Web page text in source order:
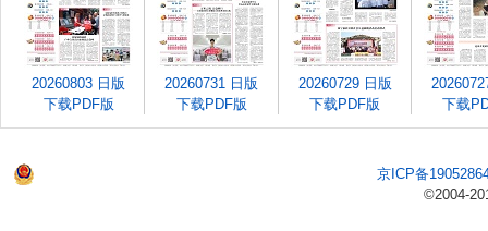
20260803 日版
下载PDF版
20260731 日版
下载PDF版
20260729 日版
下载PDF版
下载
京ICP备
©2004-